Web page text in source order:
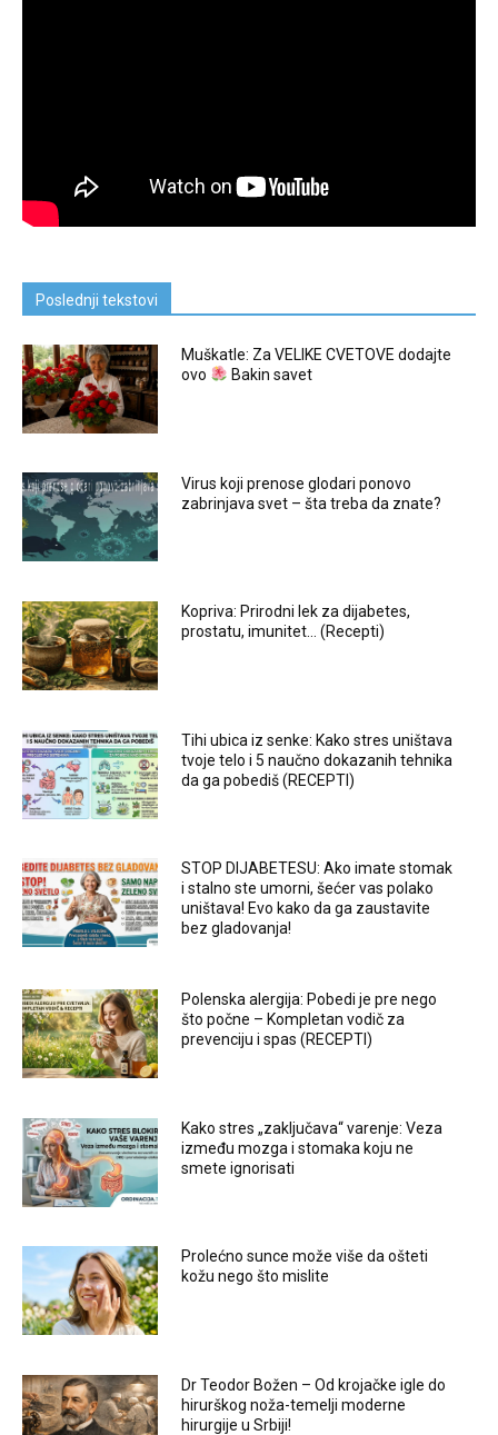
Poslednji tekstovi
Muškatle: Za VELIKE CVETOVE dodajte
ovo
Bakin savet
Virus koji prenose glodari ponovo
zabrinjava svet – šta treba da znate?
Kopriva: Prirodni lek za dijabetes,
prostatu, imunitet… (Recepti)
Tihi ubica iz senke: Kako stres uništava
tvoje telo i 5 naučno dokazanih tehnika
da ga pobediš (RECEPTI)
STOP DIJABETESU: Ako imate stomak
i stalno ste umorni, šećer vas polako
uništava! Evo kako da ga zaustavite
bez gladovanja!
Polenska alergija: Pobedi je pre nego
što počne – Kompletan vodič za
prevenciju i spas (RECEPTI)
Kako stres „zaključava“ varenje: Veza
između mozga i stomaka koju ne
smete ignorisati
Prolećno sunce može više da ošteti
kožu nego što mislite
Dr Teodor Božen – Od krojačke igle do
hirurškog noža-temelji moderne
hirurgije u Srbiji!